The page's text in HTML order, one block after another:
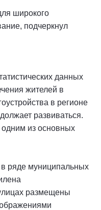
широкого
подчеркнул
данных
жителей в
в регионе
развиваться.
из основных
в ряде муниципальных
размещены